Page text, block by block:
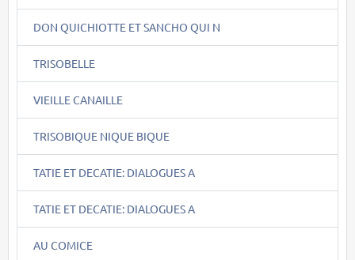
DON QUICHIOTTE ET SANCHO QUI N
TRISOBELLE
VIEILLE CANAILLE
TRISOBIQUE NIQUE BIQUE
TATIE ET DECATIE: DIALOGUES A
TATIE ET DECATIE: DIALOGUES A
AU COMICE